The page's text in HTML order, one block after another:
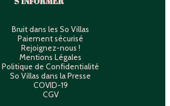
Bruit dans les So Villas
Paiement sécurisé
Rejoignez-nous !
Mentions Légales
Politique de Confidentialité
So Villas dans la Presse
COVID-19
CGV